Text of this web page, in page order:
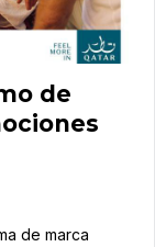
de
de marca